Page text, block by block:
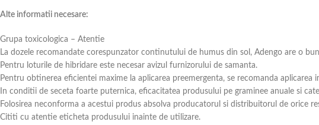
Alte informatii necesare:
Grupa toxicologica – Atentie
La dozele recomandate corespunzator continutului de humus din sol, Adengo are o
Pentru loturile de hibridare este necesar avizul furnizorului de samanta.
Pentru obtinerea eficientei maxime la aplicarea preemergenta, se recomanda
In conditii de seceta foarte puternica, eficacitatea produsului pe graminee anuale si
Folosirea neconforma a acestui produs absolva producatorul si distribuitorul de orice
Cititi cu atentie eticheta produsului inainte de utilizare.